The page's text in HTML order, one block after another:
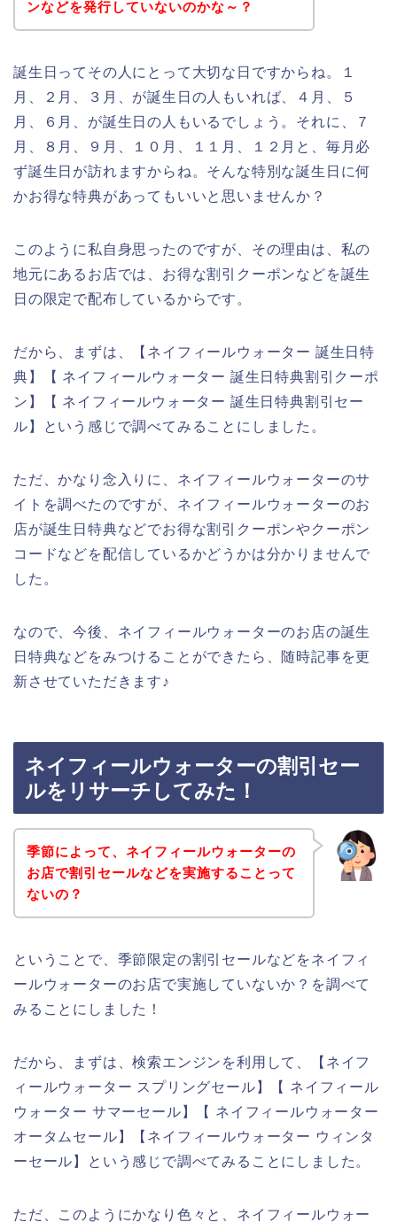
ンなどを発行していないのかな～？
誕生日ってその人にとって大切な日ですからね。１
月、２月、３月、が誕生日の人もいれば、４月、５
月、６月、が誕生日の人もいるでしょう。それに、７
月、８月、９月、１０月、１１月、１２月と、毎月必
ず誕生日が訪れますからね。そんな特別な誕生日に何
かお得な特典があってもいいと思いませんか？
このように私自身思ったのですが、その理由は、私の
地元にあるお店では、お得な割引クーポンなどを誕生
日の限定で配布しているからです。
だから、まずは、【ネイフィールウォーター 誕生日特
典】【 ネイフィールウォーター 誕生日特典割引クーポ
ン】【 ネイフィールウォーター 誕生日特典割引セー
ル】という感じで調べてみることにしました。
ただ、かなり念入りに、ネイフィールウォーターのサ
イトを調べたのですが、ネイフィールウォーターのお
店が誕生日特典などでお得な割引クーポンやクーポン
コードなどを配信しているかどうかは分かりませんで
した。
なので、今後、ネイフィールウォーターのお店の誕生
日特典などをみつけることができたら、随時記事を更
新させていただきます♪
ネイフィールウォーターの割引セー
ルをリサーチしてみた！
季節によって、ネイフィールウォーターの
お店で割引セールなどを実施することって
ないの？
ということで、季節限定の割引セールなどをネイフィ
ールウォーターのお店で実施していないか？を調べて
みることにしました！
だから、まずは、検索エンジンを利用して、【ネイフ
ィールウォーター スプリングセール】【 ネイフィール
ウォーター サマーセール】【 ネイフィールウォーター
オータムセール】【ネイフィールウォーター ウィンタ
ーセール】という感じで調べてみることにしました。
ただ、このようにかなり色々と、ネイフィールウォー